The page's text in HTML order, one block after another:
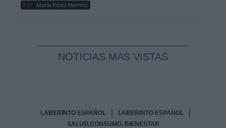
Por María Pérez Herrero
NOTICIAS MAS VISTAS
LABERINTO ESPAÑOL LABERINTO ESPAÑOL
SALUD,CONSUMO, BIENESTAR